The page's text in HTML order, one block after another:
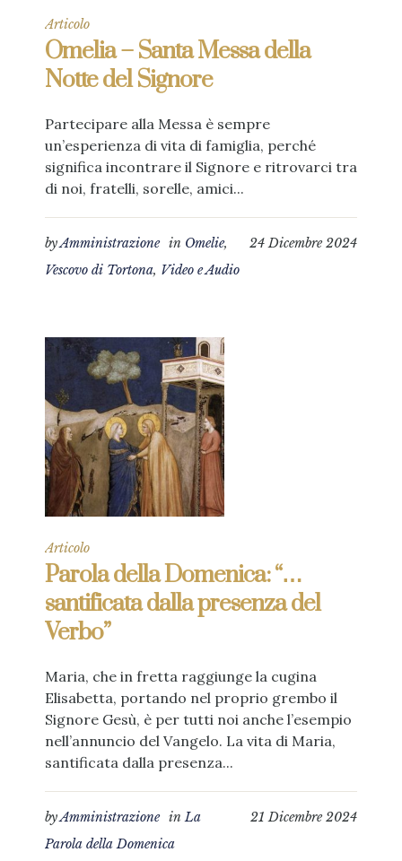
Articolo
Omelia – Santa Messa della
Notte del Signore
Partecipare alla Messa è sempre
un’esperienza di vita di famiglia, perché
significa incontrare il Signore e ritrovarci tra
di noi, fratelli, sorelle, amici...
24 Dicembre 2024
byAmministrazione in Omelie,
Vescovo di Tortona, Video e Audio
Articolo
Parola della Domenica: “…
santificata dalla presenza del
Verbo”
Maria, che in fretta raggiunge la cugina
Elisabetta, portando nel proprio grembo il
Signore Gesù, è per tutti noi anche l’esempio
nell’annuncio del Vangelo. La vita di Maria,
santificata dalla presenza...
21 Dicembre 2024
byAmministrazione inLa
Parola della Domenica